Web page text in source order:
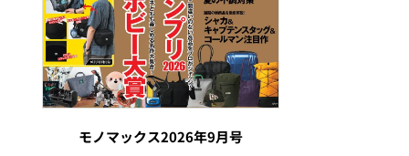
モノマックス2026年9月号